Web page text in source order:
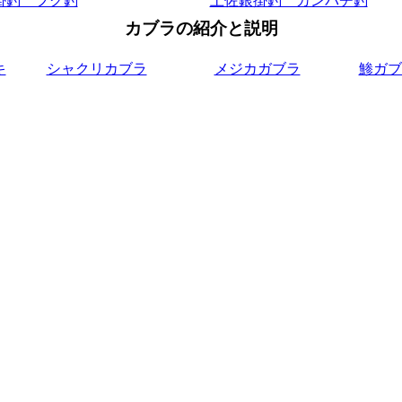
カブラの紹介と説明
シャクリカブラ メジカガブラ 鯵ガ